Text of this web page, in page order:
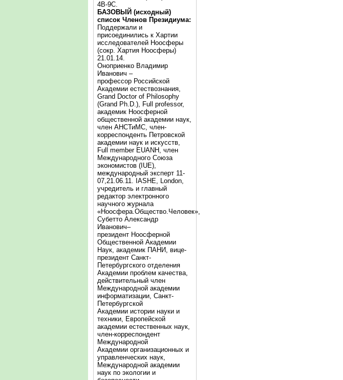
4B-9C.
БАЗОВЫЙ (исходный)
список Членов Президиума:
Поддержали и
присоединились к Хартии
исследователей Ноосферы
(сокр. Хартия Ноосферы)
21.01.14.
Оноприенко Владимир
Иванович –
профессор Российской
Академии естествознания,
Grand Doctor of Philosophy
(Grand Ph.D.), Full professor,
академик Ноосферной
общественной академии наук,
член АНСТиМС, член-
корреспонденть Петровской
академии наук и искусств,
Full member EUANH, член
Международного Союза
экономистов (IUE),
международный эксперт 11-
07,21.06.11. IASHE, London,
учредитель и главный
редактор электронного
научного журнала
«Ноосфера.Общество.Человек»,
Субетто Александр
Иванович–
президент Ноосферной
Общественной Академии
Наук, академик ПАНИ, вице-
президент Санкт-
Петербургского отделения
Академии проблем качества,
действительный член
Международной академии
информатизации, Санкт-
Петербургской
Академии истории науки и
техники, Европейской
академии естественных наук,
член-корреспондент
Международной
Академии организационных и
управленческих наук,
Международной академии
наук по экологии и